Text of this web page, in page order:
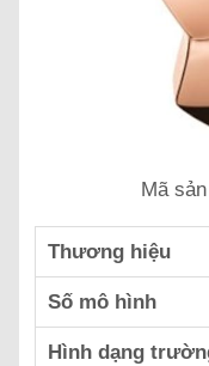
Mã
Thương hiệu
Số mô hình
Hình dạng